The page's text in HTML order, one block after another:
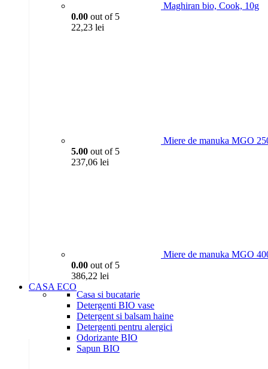
Maghiran bio, Cook, 10g
0.00 out of 5
22,23 lei
Miere de manuka MGO
5.00 out of 5
237,06 lei
Miere de manuka MGO
0.00 out of 5
386,22 lei
CASA ECO
Casa si bucatarie
Detergenti BIO vase
Detergent si balsam haine
Detergenti pentru alergici
Odorizante BIO
Sapun BIO